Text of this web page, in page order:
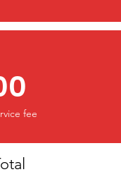
fee